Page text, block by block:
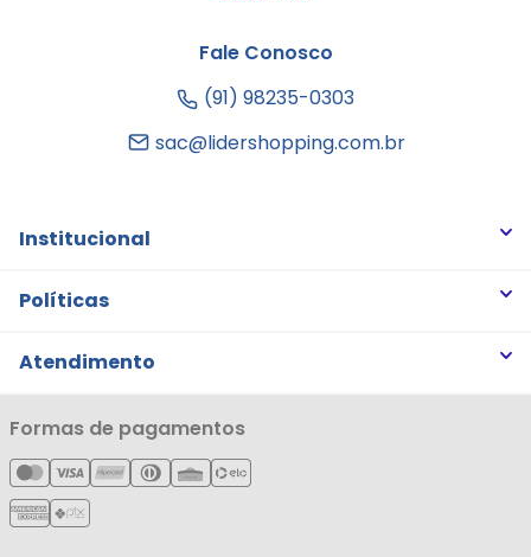
Fale Conosco
(91) 98235-0303
sac@lidershopping.com.br
Institucional
Quem somos
Notícias
Cartão Líderzan
Políticas
Trocas e Devoluções
Política de Privacidade
Política de Entrega
Política de Reembolso
Atendimento
Minha Conta
Meus Pedidos
Meus Favoritos
Central de Atendimento
Formas de pagamentos